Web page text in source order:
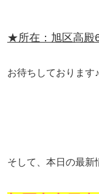
★所在：旭区高殿
お待ちしております♪
そして、本日の最新